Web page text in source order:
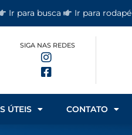
Ir para busca Ir para rodapé
SIGA NAS REDES
ÚTEIS CONTATO